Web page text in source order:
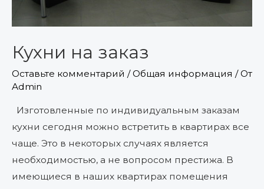
Кухни на заказ
Оставьте комментарий /Общая информация / От
Admin
Изготовленные по индивидуальным заказам
кухни сегодня можно встретить в квартирах все
чаще. Это в некоторых случаях является
необходимостью, а не вопросом престижа. В
имеющиеся в наших квартирах помещения